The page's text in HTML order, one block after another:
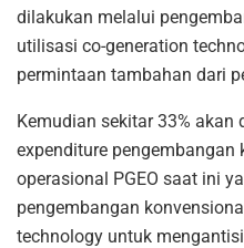
dilakukan melalui
utilisasi co-generation
permintaan tambahan dari
Kemudian sekitar 33%
expenditure
operasional PGEO saat ini
pengembangan
technology untuk